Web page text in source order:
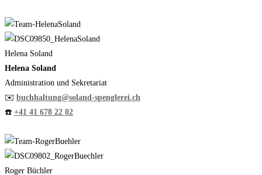
Helena Soland
Helena Soland
Administration und Sekretariat
✉️ buchhaltung@soland-spenglerei.ch
☎️ +41 41 678 22 02
Roger Büchler